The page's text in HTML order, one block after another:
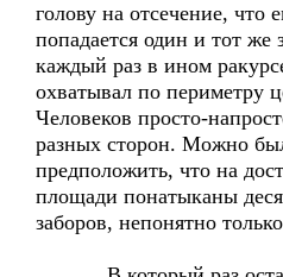
голову на отсечение, что
попадается один и тот же
каждый раз в ином
охватывал по периметру
Человеков просто-
разных сторон. Можно
предположить, что на
площади понатыканы
заборов, непонятно